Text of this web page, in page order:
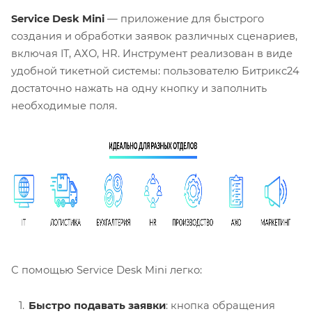
Service Desk Mini — приложение для быстрого
создания и обработки заявок различных сценариев,
включая IT, АХО, HR. Инструмент реализован в виде
удобной тикетной системы: пользователю Битрикс24
достаточно нажать на одну кнопку и заполнить
необходимые поля.
С помощью Service Desk Mini легко:
Быстро подавать заявки: кнопка обращения